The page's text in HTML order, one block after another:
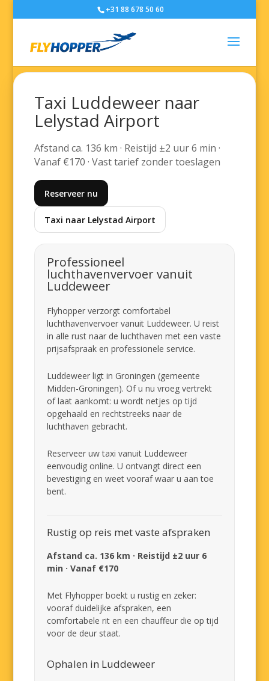
+31 88 678 50 60
Taxi Luddeweer naar
Lelystad Airport
Afstand ca. 136 km · Reistijd ±2 uur 6 min ·
Vanaf €170 · Vast tarief zonder toeslagen
Reserveer nu
Taxi naar Lelystad Airport
Professioneel
luchthavenvervoer vanuit
Luddeweer
Flyhopper verzorgt comfortabel
luchthavenvervoer vanuit Luddeweer. U reist
in alle rust naar de luchthaven met een vaste
prijsafspraak en professionele service.
Luddeweer ligt in Groningen (gemeente
Midden-Groningen). Of u nu vroeg vertrekt
of laat aankomt: u wordt netjes op tijd
opgehaald en rechtstreeks naar de
luchthaven gebracht.
Reserveer uw taxi vanuit Luddeweer
eenvoudig online. U ontvangt direct een
bevestiging en weet vooraf waar u aan toe
bent.
Rustig op reis met vaste afspraken
Afstand ca. 136 km · Reistijd ±2 uur 6
min · Vanaf €170
Met Flyhopper boekt u rustig en zeker:
vooraf duidelijke afspraken, een
comfortabele rit en een chauffeur die op tijd
voor de deur staat.
Ophalen in Luddeweer